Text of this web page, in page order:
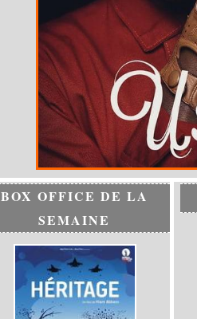
BOX OFFICE DE LA
SEMAINE